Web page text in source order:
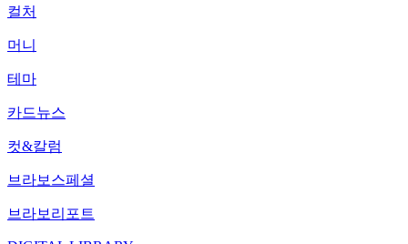
컬처
머니
테마
카드뉴스
컷&칼럼
브라보스페셜
브라보리포트